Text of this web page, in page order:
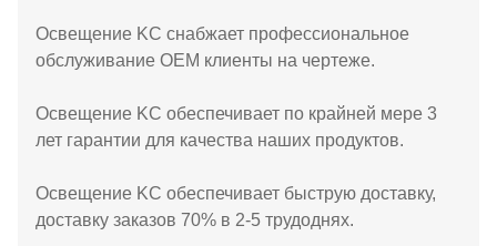
Освещение KC снабжает профессиональное
обслуживание OEM клиенты на чертеже.
Освещение KC обеспечивает по крайней мере 3
лет гарантии для качества наших продуктов.
Освещение KC обеспечивает быструю доставку,
доставку заказов 70% в 2-5 трудоднях.